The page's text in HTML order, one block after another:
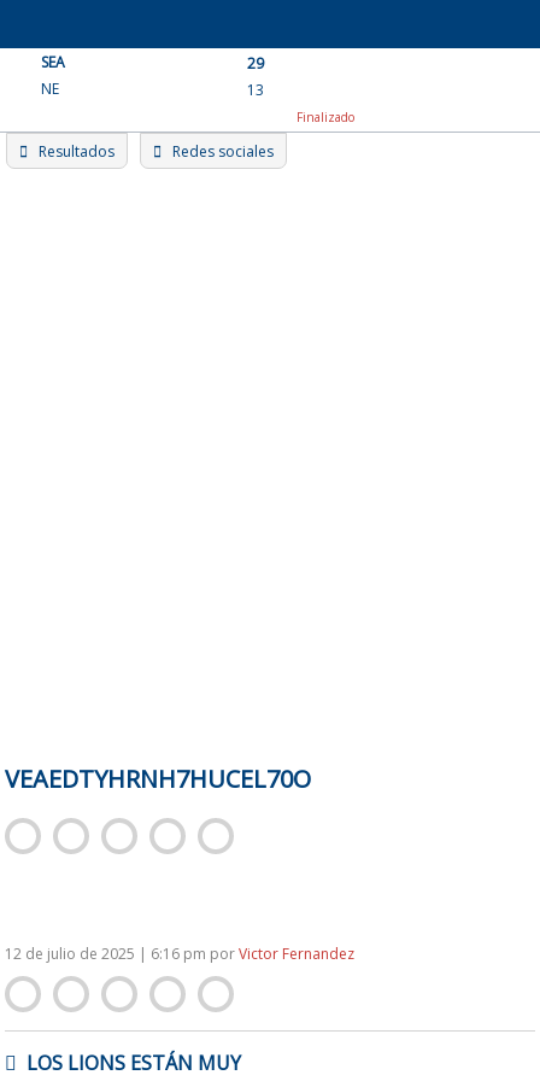
content
SEA
29
NE
13
Finalizado
Resultados Redes sociales
VEAEDTYHRNH7HUCEL70O
12 de julio de 2025 | 6:16 pm porVictor Fernandez
DELOS LIONS ESTÁN MUY